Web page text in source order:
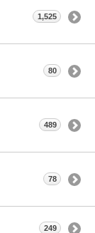
1,525
80
489
78
249